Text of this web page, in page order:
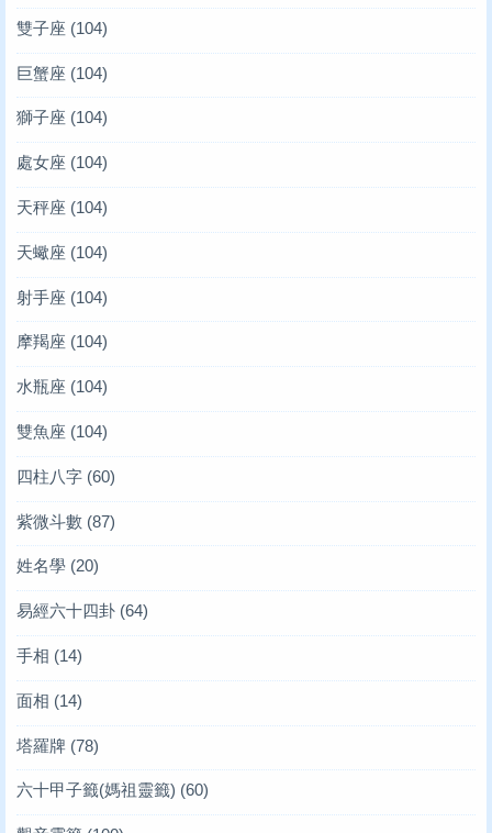
雙子座 (104)
巨蟹座 (104)
獅子座 (104)
處女座 (104)
天秤座 (104)
天蠍座 (104)
射手座 (104)
摩羯座 (104)
水瓶座 (104)
雙魚座 (104)
四柱八字 (60)
紫微斗數 (87)
姓名學 (20)
易經六十四卦 (64)
手相 (14)
面相 (14)
塔羅牌 (78)
六十甲子籤(媽祖靈籤) (60)